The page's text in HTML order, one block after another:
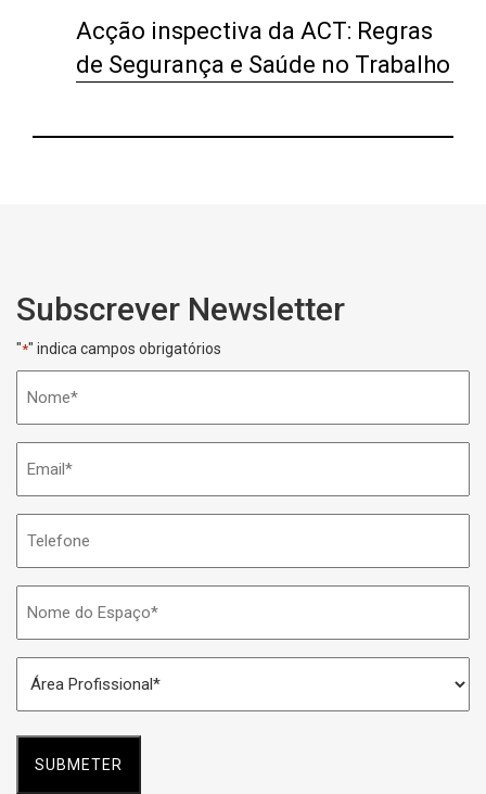
Acção inspectiva da ACT: Regras
de Segurança e Saúde no Trabalho
Subscrever Newsletter
"*" indica campos obrigatórios
do
Espaço
Profissional
*